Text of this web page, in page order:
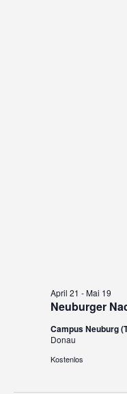
Neuburger
April 21 -Mai 19
Campus Neuburg
Donau
Kostenlos